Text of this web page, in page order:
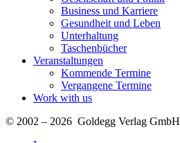
Business und Karriere
Gesundheit und Leben
Unterhaltung
Taschenbücher
Veranstaltungen
Kommende Termine
Vergangene Termine
Work with us
© 2002 – 2026 Goldegg Verlag GmbH